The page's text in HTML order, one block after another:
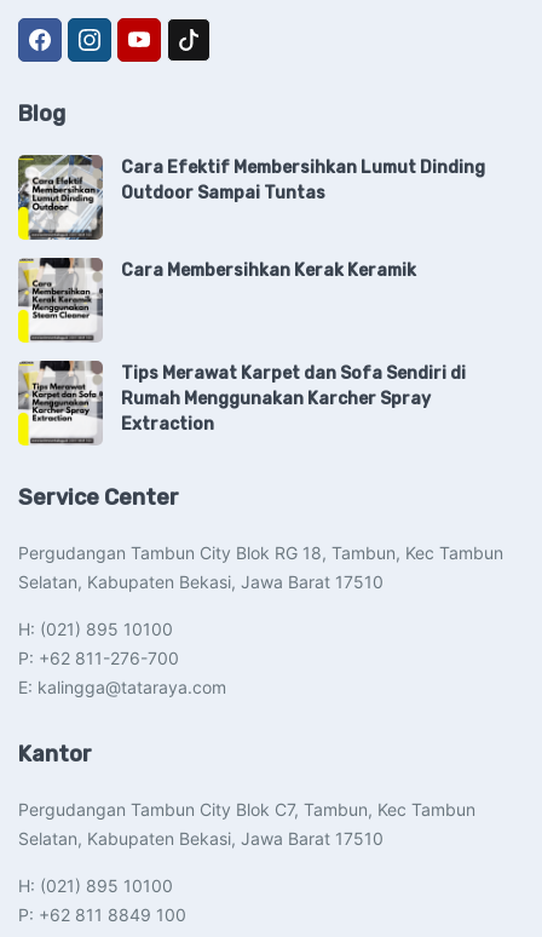
Blog
Cara Efektif Membersihkan Lumut Dinding
Outdoor Sampai Tuntas
Cara Membersihkan Kerak Keramik
Tips Merawat Karpet dan Sofa Sendiri di
Rumah Menggunakan Karcher Spray
Extraction
Service Center
Pergudangan Tambun City Blok RG 18, Tambun, Kec Tambun
Selatan, Kabupaten Bekasi, Jawa Barat 17510​
H: (021) 895 10100
P: +62 811-276-700
E: kalingga@tataraya.com
Kantor
Pergudangan Tambun City Blok C7, Tambun, Kec Tambun
Selatan, Kabupaten Bekasi, Jawa Barat 17510​
H: (021) 895 10100
P: +62 811 8849 100